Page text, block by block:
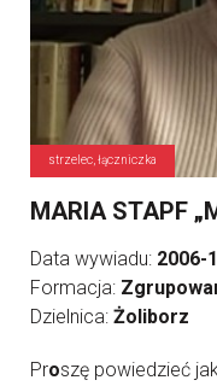
strzelec, łączniczka
MARIA STAPF
Data wywiadu: 2006-
Formacja:
Dzielnica: Żoliborz
Proszę powiedzieć